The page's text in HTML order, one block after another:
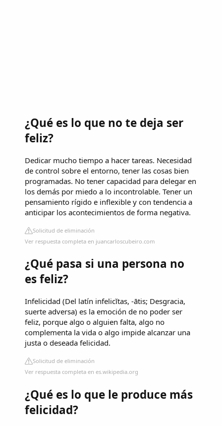
¿Qué es lo que no te deja ser
feliz?
Dedicar mucho tiempo a hacer tareas. Necesidad
de control sobre el entorno, tener las cosas bien
programadas. No tener capacidad para delegar en
los demás por miedo a lo incontrolable. Tener un
pensamiento rígido e inflexible y con tendencia a
anticipar los acontecimientos de forma negativa.
Solicitud de eliminación
Ver respuesta completa en juancarloscubeiro.com
¿Qué pasa si una persona no
es feliz?
Infelicidad (Del latín infelicĭtas, -ātis; Desgracia,
suerte adversa) es la emoción de no poder ser
feliz, porque algo o alguien falta, algo no
complementa la vida o algo impide alcanzar una
justa o deseada felicidad.
Solicitud de eliminación
Ver respuesta completa en es.wikipedia.org
¿Qué es lo que le produce más
felicidad?